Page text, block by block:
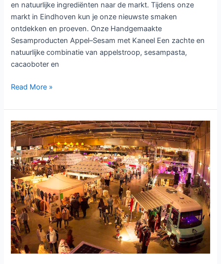
en natuurlijke ingrediënten naar de markt. Tijdens onze
markt in Eindhoven kun je onze nieuwste smaken
ontdekken en proeven. Onze Handgemaakte
Sesamproducten Appel–Sesam met Kaneel Een zachte en
natuurlijke combinatie van appelstroop, sesampasta,
cacaoboter en
Read More »
Waarom
Smaken
Handgemaakte
Producten
Anders?
|
Golden
Delicates